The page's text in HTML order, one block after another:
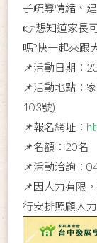
子疏導情緒、
👉想知道家長
嗎?快一起來跟
📌活動日期：
📌活動地點：
103號)
📌報名網址：
📌名額：20名
📌活動洽詢：
📌因人力有限
行安排照顧人